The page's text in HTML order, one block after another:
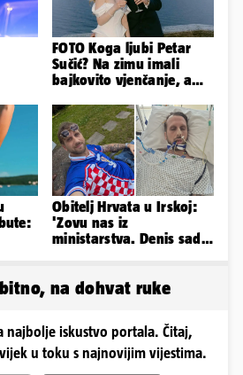
FOTO Koga ljubi Petar
Sučić? Na zimu imali
bajkovito vjenčanje, a
sin!
Obitelj Hrvata u Irskoj:
'Zovu nas iz
ministarstva. Denis sada
na dohvat ruke
najbolje iskustvo portala. Čitaj,
u toku s najnovijim vijestima.